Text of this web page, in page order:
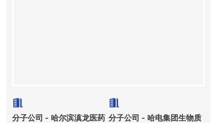
分子公司 - 哈尔滨滇龙医药 分子公司 - 哈电集团生物质